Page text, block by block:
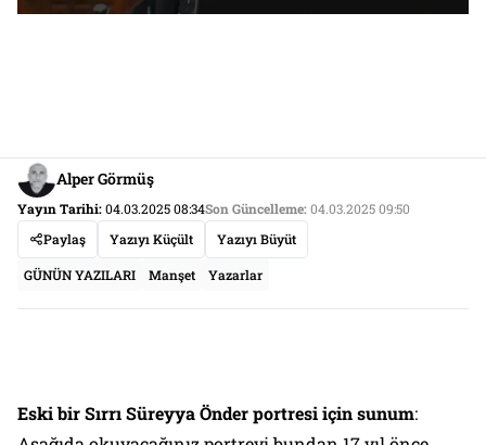
Alper Görmüş
Yayın Tarihi:04.03.2025 08:34Son Güncelleme:04.03.2025 09:50
Paylaş
Yazıyı Küçült Yazıyı Büyüt
GÜNÜN YAZILARI Manşet Yazarlar
Eski bir Sırrı Süreyya Önder portresi için sunum: